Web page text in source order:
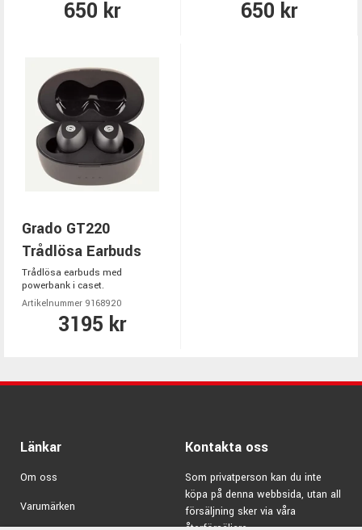
650 kr 650 kr
Grado GT220
Trådlösa Earbuds
Trådlösa earbuds med
powerbank i caset.
Artikelnummer 9168920
3195 kr
Länkar
Om oss
Varumärken
Kontakta oss
Som privatperson kan du inte
köpa på denna webbsida, utan all
försäljning sker via våra